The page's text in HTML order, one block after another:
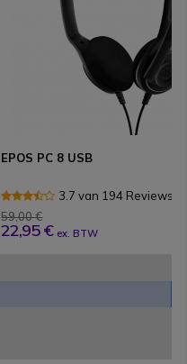
EPOS PC 8 USB
3.7 van 194 Reviews
59,00 €
22,95 € ex. BTW